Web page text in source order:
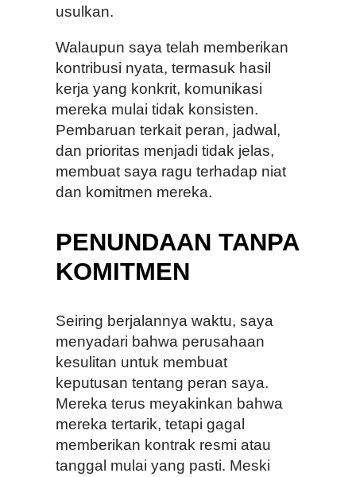
usulkan.
Walaupun saya telah memberikan
kontribusi nyata, termasuk hasil
kerja yang konkrit, komunikasi
mereka mulai tidak konsisten.
Pembaruan terkait peran, jadwal,
dan prioritas menjadi tidak jelas,
membuat saya ragu terhadap niat
dan komitmen mereka.
PENUNDAAN TANPA
KOMITMEN
Seiring berjalannya waktu, saya
menyadari bahwa perusahaan
kesulitan untuk membuat
keputusan tentang peran saya.
Mereka terus meyakinkan bahwa
mereka tertarik, tetapi gagal
memberikan kontrak resmi atau
tanggal mulai yang pasti. Meski